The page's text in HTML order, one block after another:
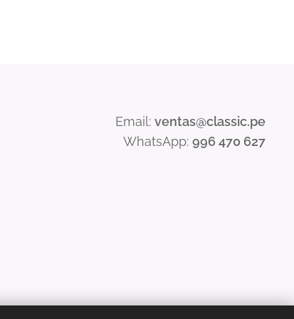
Email: ventas@classic.pe
WhatsApp: 996 470 627